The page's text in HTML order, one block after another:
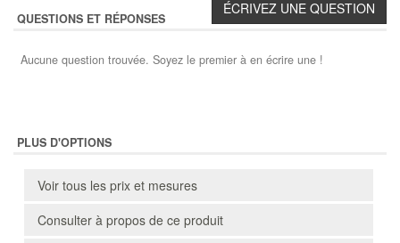
QUESTIONS ET RÉPONSES
Aucune question trouvée. Soyez le premier à en écrire une !
PLUS D'OPTIONS
Voir tous les prix et mesures
Consulter à propos de ce produit